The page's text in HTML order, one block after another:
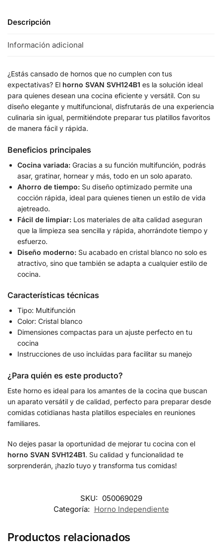
Descripción
Información adicional
¿Estás cansado de hornos que no cumplen con tus
expectativas? El horno SVAN SVH124B1 es la solución ideal
para quienes desean una cocina eficiente y versátil. Con su
diseño elegante y multifuncional, disfrutarás de una experiencia
culinaria sin igual, permitiéndote preparar tus platillos favoritos
de manera fácil y rápida.
Beneficios principales
Cocina variada: Gracias a su función multifunción, podrás
asar, gratinar, hornear y más, todo en un solo aparato.
Ahorro de tiempo: Su diseño optimizado permite una
cocción rápida, ideal para quienes tienen un estilo de vida
ajetreado.
Fácil de limpiar: Los materiales de alta calidad aseguran
que la limpieza sea sencilla y rápida, ahorrándote tiempo y
esfuerzo.
Diseño moderno: Su acabado en cristal blanco no solo es
atractivo, sino que también se adapta a cualquier estilo de
cocina.
Características técnicas
Tipo: Multifunción
Color: Cristal blanco
Dimensiones compactas para un ajuste perfecto en tu
cocina
Instrucciones de uso incluidas para facilitar su manejo
¿Para quién es este producto?
Este horno es ideal para los amantes de la cocina que buscan
un aparato versátil y de calidad, perfecto para preparar desde
comidas cotidianas hasta platillos especiales en reuniones
familiares.
No dejes pasar la oportunidad de mejorar tu cocina con el
horno SVAN SVH124B1. Su calidad y funcionalidad te
sorprenderán, ¡hazlo tuyo y transforma tus comidas!
SKU: 050069029
Categoría: Horno Independiente
Productos relacionados